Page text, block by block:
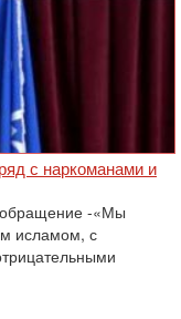
с наркоманами и
-«Мы
исламом, с